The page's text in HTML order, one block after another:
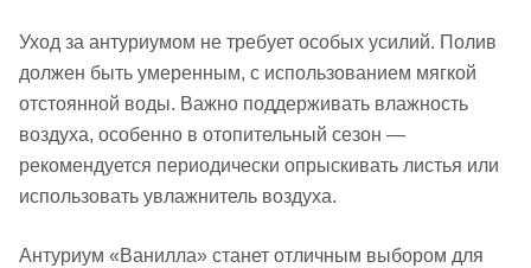
Уход за антуриумом не требует особых усилий. Полив
должен быть умеренным, с использованием мягкой
отстоянной воды. Важно поддерживать влажность
воздуха, особенно в отопительный сезон —
рекомендуется периодически опрыскивать листья или
использовать увлажнитель воздуха.
Антуриум «Ванилла» станет отличным выбором для